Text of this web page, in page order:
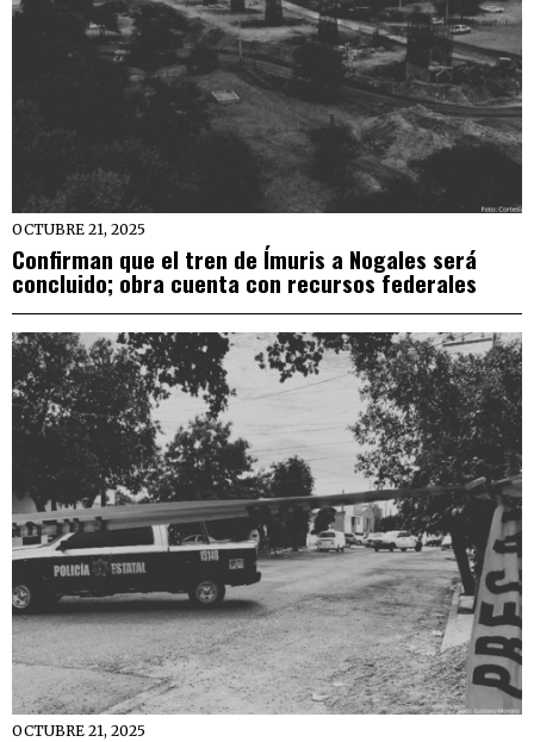
OCTUBRE 21, 2025
Confirman que el tren de Ímuris a Nogales será
concluido; obra cuenta con recursos federales
OCTUBRE 21, 2025